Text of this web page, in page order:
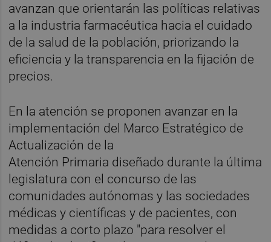
avanzan que orientarán las políticas relativas
a la industria farmacéutica hacia el cuidado
de la salud de la población, priorizando la
eficiencia y la transparencia en la fijación de
precios.
En la atención se proponen avanzar en la
implementación del Marco Estratégico de
Actualización de la
Atención Primaria diseñado durante la última
legislatura con el concurso de las
comunidades autónomas y las sociedades
médicas y científicas y de pacientes, con
medidas a corto plazo "para resolver el